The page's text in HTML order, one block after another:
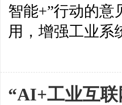
智能+”行动的意
用，增强工业系
“AI+工业互